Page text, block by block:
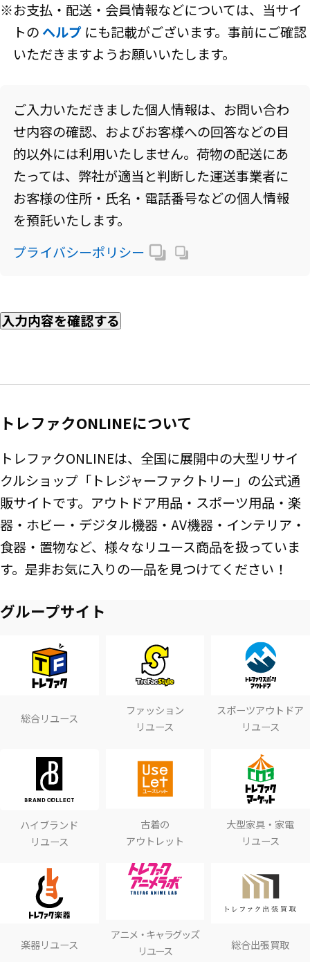
※お支払・配送・会員情報などについては、当サイ
トの ヘルプ にも記載がございます。事前にご確認
いただきますようお願いいたします。
ご入力いただきました個人情報は、お問い合わ
せ内容の確認、およびお客様への回答などの目
的以外には利用いたしません。荷物の配送にあ
たっては、弊社が適当と判断した運送事業者に
お客様の住所・氏名・電話番号などの個人情報
を預託いたします。
プライバシーポリシー
入力内容を確認する
トレファクONLINEについて
トレファクONLINEは、全国に展開中の大型リサイ
クルショップ「トレジャーファクトリー」の公式通
販サイトです。アウトドア用品・スポーツ用品・楽
器・ホビー・デジタル機器・AV機器・インテリア・
食器・置物など、様々なリユース商品を扱っていま
す。是非お気に入りの一品を見つけてください！
グループサイト
総合リユース
ファッション
リユース
スポーツアウトドア
リユース
ハイブランド
リユース
古着の
アウトレット
大型家具・家電
リユース
楽器リユース
アニメ・キャラグッズ
リユース
総合出張買取